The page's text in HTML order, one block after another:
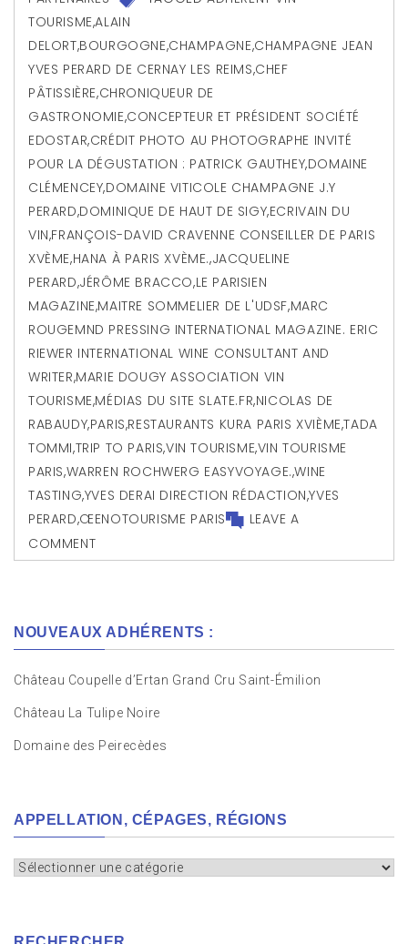
TOURISME,ALAIN
DELORT,BOURGOGNE,CHAMPAGNE,CHAMPAGNE JEAN
YVES PERARD DE CERNAY LES REIMS,CHEF
PÂTISSIÈRE,CHRONIQUEUR DE
GASTRONOMIE,CONCEPTEUR ET PRÉSIDENT SOCIÉTÉ
EDOSTAR,CRÉDIT PHOTO AU PHOTOGRAPHE INVITÉ
POUR LA DÉGUSTATION : PATRICK GAUTHEY,DOMAINE
CLÉMENCEY,DOMAINE VITICOLE CHAMPAGNE J.Y
PERARD,DOMINIQUE DE HAUT DE SIGY,ECRIVAIN DU
VIN,FRANÇOIS-DAVID CRAVENNE CONSEILLER DE PARIS
XVÈME,HANA À PARIS XVÈME.,JACQUELINE
PERARD,JÉRÔME BRACCO,LE PARISIEN
MAGAZINE,MAITRE SOMMELIER DE L'UDSF,MARC
ROUGEMND PRESSING INTERNATIONAL MAGAZINE. ERIC
RIEWER INTERNATIONAL WINE CONSULTANT AND
WRITER,MARIE DOUGY ASSOCIATION VIN
TOURISME,MÉDIAS DU SITE SLATE.FR,NICOLAS DE
RABAUDY,PARIS,RESTAURANTS KURA PARIS XVIÈME,TADA
TOMMI,TRIP TO PARIS,VIN TOURISME,VIN TOURISME
PARIS,WARREN ROCHWERG EASYVOYAGE.,WINE
TASTING,YVES DERAI DIRECTION RÉDACTION,YVES
PERARD,ŒENOTOURISME PARIS
LEAVE A
COMMENT
NOUVEAUX ADHÉRENTS :
Château Coupelle d’Ertan Grand Cru Saint-Émilion
Château La Tulipe Noire
Domaine des Peirecèdes
APPELLATION, CÉPAGES, RÉGIONS
Appellation,